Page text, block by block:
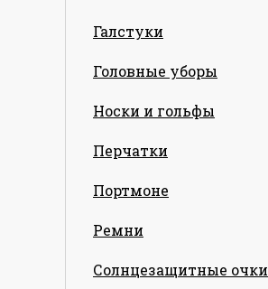
Галстуки
Головные уборы
Носки и гольфы
Перчатки
Портмоне
Ремни
Солнцезащитные очки